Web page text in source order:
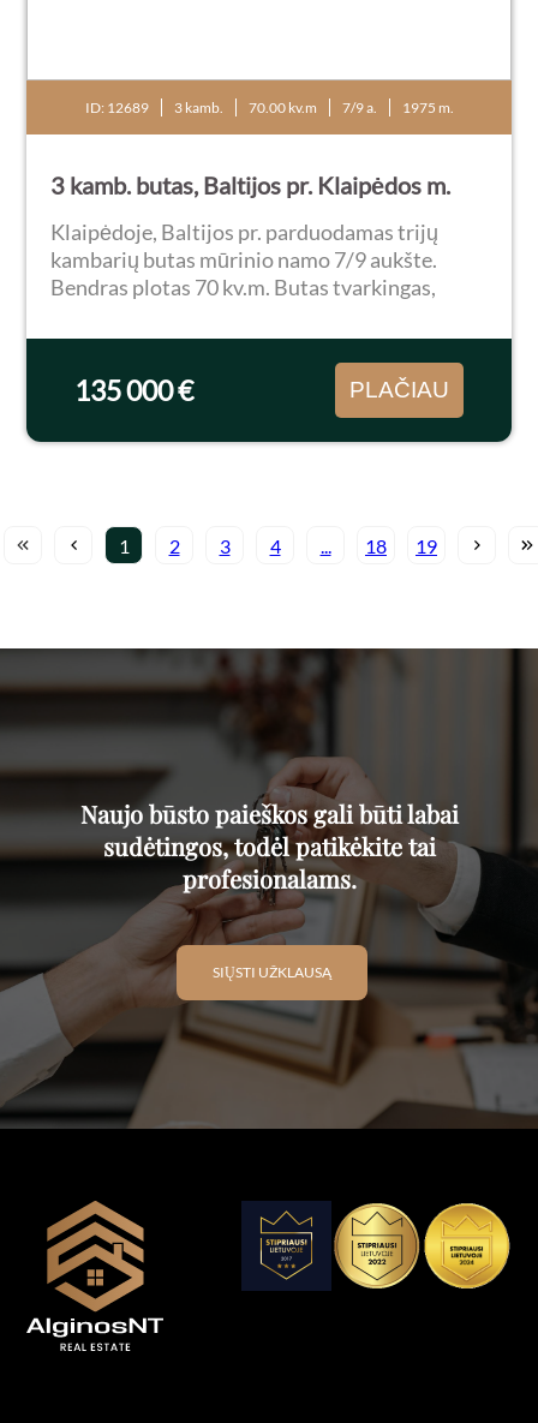
ID: 12689 3 kamb. 70.00 kv.m 7/9 a. 1975 m.
3 kamb. butas, Baltijos pr. Klaipėdos m.
Klaipėdoje, Baltijos pr. parduodamas trijų
kambarių butas mūrinio namo 7/9 aukšte.
Bendras plotas 70 kv.m. Butas tvarkingas,
perplanuotas (perdarytas iš keturių kambarių
135 000 € PLAČIAU
1 2 3 4 ... 18 19
Naujo būsto paieškos gali būti labai
sudėtingos, todėl patikėkite tai
profesionalams.
SIŲSTI UŽKLAUSĄ